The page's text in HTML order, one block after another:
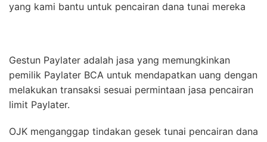
yang kami bantu untuk pencairan dana tunai mereka
Gestun Paylater adalah jasa yang memungkinkan
pemilik Paylater BCA untuk mendapatkan uang dengan
melakukan transaksi sesuai permintaan jasa pencairan
limit Paylater.
OJK menganggap tindakan gesek tunai pencairan dana